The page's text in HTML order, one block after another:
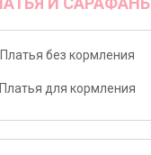
Платья без кормления
Платья для кормления